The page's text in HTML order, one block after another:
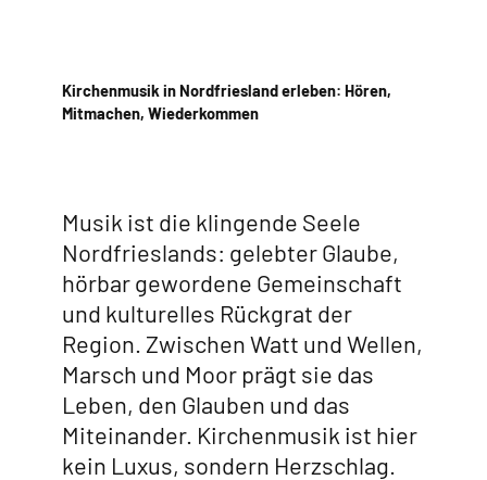
Kirchenmusik in Nordfriesland erleben: Hören,
Mitmachen, Wiederkommen
Musik ist die klingende Seele
Nordfrieslands: gelebter Glaube,
hörbar gewordene Gemeinschaft
und kulturelles Rückgrat der
Region. Zwischen Watt und Wellen,
Marsch und Moor prägt sie das
Leben, den Glauben und das
Miteinander. Kirchenmusik ist hier
kein Luxus, sondern Herzschlag.